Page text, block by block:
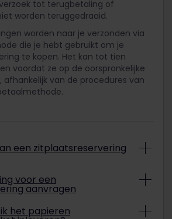
tot terugbetaling of
worden teruggedraaid.
worden naar je verzonden via
die je hebt gebruikt om je
te kopen. Het kan tot tien
voordat ze op de oorspronkelijke
afhankelijk van de procedures van
een zitplaatsreservering
kan worden
het te volgen omruilproces
voor een
aanvragen
niet als je trein
het papieren